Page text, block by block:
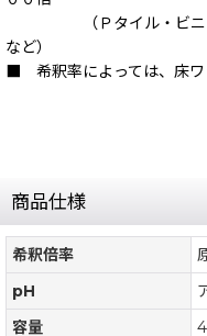
（Ｐタイル・ビニール
など）
■ 希釈率によっては、床ワ
商品仕様
希釈倍率
pH
容量